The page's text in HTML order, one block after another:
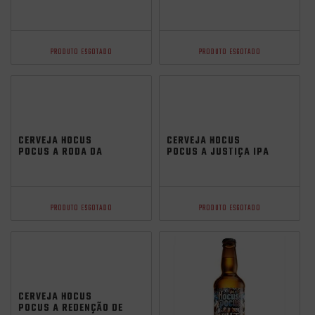
PRODUTO ESGOTADO PRODUTO ESGOTADO
CERVEJA HOCUS
POCUS A RODA DA
PRODUTO ESGOTADO
CERVEJA HOCUS
POCUS A JUSTIÇA IPA
PRODUTO ESGOTADO
CERVEJA HOCUS
POCUS A REDENÇÃO DE